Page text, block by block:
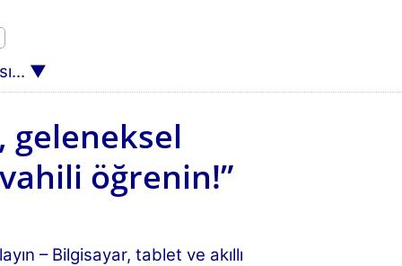
geleneksel
öğrenin!”
– Bilgisayar, tablet ve akıllı